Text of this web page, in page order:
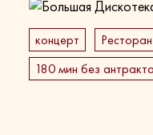
концерт Ресторан
180 мин без антракта